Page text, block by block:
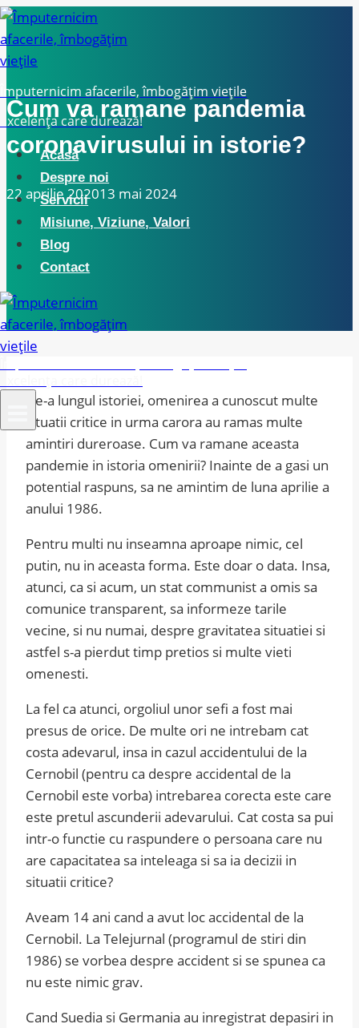
Skip
to
content
Împuternicim afacerile, îmbogățim viețile
Excelența care durează!
Acasă
Despre noi
Servicii
Misiune, Viziune, Valori
Blog
Contact
Cum va ramane pandemia
coronavirusului in istorie?
22 aprilie 202013 mai 2024
De-a lungul istoriei, omenirea a cunoscut multe
situatii critice in urma carora au ramas multe
amintiri dureroase. Cum va ramane aceasta
pandemie in istoria omenirii? Inainte de a gasi un
potential raspuns, sa ne amintim de luna aprilie a
anului 1986.
Pentru multi nu inseamna aproape nimic, cel
putin, nu in aceasta forma. Este doar o data. Insa,
atunci, ca si acum, un stat communist a omis sa
comunice transparent, sa informeze tarile
vecine, si nu numai, despre gravitatea situatiei si
astfel s-a pierdut timp pretios si multe vieti
omenesti.
La fel ca atunci, orgoliul unor sefi a fost mai
presus de orice. De multe ori ne intrebam cat
costa adevarul, insa in cazul accidentului de la
Cernobil (pentru ca despre accidental de la
Cernobil este vorba) intrebarea corecta este care
este pretul ascunderii adevarului. Cat costa sa pui
intr-o functie cu raspundere o persoana care nu
are capacitatea sa inteleaga si sa ia decizii in
situatii critice?
Aveam 14 ani cand a avut loc accidental de la
Cernobil. La Telejurnal (programul de stiri din
1986) se vorbea despre accident si se spunea ca
nu este nimic grav.
Cand Suedia si Germania au inregistrat depasiri in